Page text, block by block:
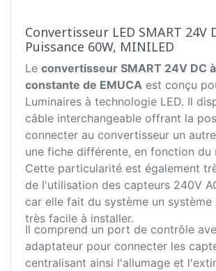
Convertisseur LED SMART 24V
Puissance 60W, MINILED
Le convertisseur SMART 24V DC
constante de EMUCA est conçu
Luminaires à technologie LED. Il
câble interchangeable offrant la
connecter au convertisseur un
une fiche différente, en fonction du
Cette particularité est également
de l'utilisation des capteurs 240V
car elle fait du système un système
très facile à installer.
Il comprend un port de contrôle
adaptateur pour connecter les
centralisant ainsi l'allumage et